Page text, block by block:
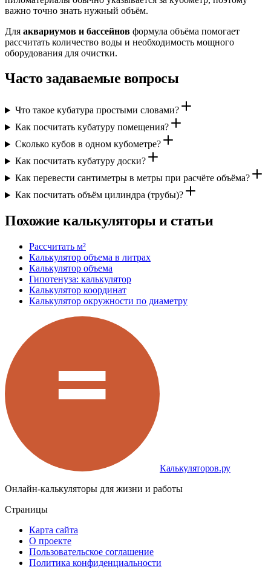
важно точно знать нужный объём.
Для аквариумов и бассейнов формула объёма помогает
рассчитать количество воды и необходимость мощного
оборудования для очистки.
Часто задаваемые вопросы
Что такое кубатура простыми словами?
Как посчитать кубатуру помещения?
Сколько кубов в одном кубометре?
Как посчитать кубатуру доски?
Как перевести сантиметры в метры при расчёте объёма?
Как посчитать объём цилиндра (трубы)?
Похожие калькуляторы и статьи
Рассчитать м²
Калькулятор объема в литрах
Калькулятор объема
Гипотенуза: калькулятор
Калькулятор координат
Калькулятор окружности по диаметру
Калькуляторов.ру
Онлайн-калькуляторы для жизни и работы
Страницы
Карта сайта
О проекте
Пользовательское соглашение
Политика конфиденциальности